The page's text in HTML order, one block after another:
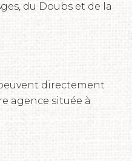
du Doubs et de la
directement
agence située à